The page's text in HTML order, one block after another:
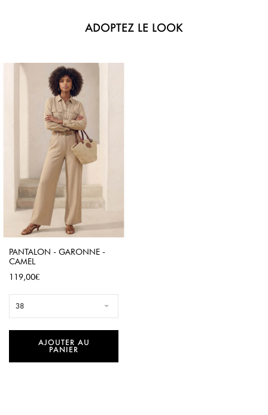
ADOPTEZ LE LOOK
PANTALON - GARONNE -
CAMEL
Prix
119,00€
38
AJOUTER AU
PANIER